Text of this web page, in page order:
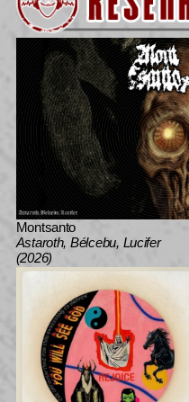
Montsanto
Astaroth, Bélcebu, Lucifer
(2026)